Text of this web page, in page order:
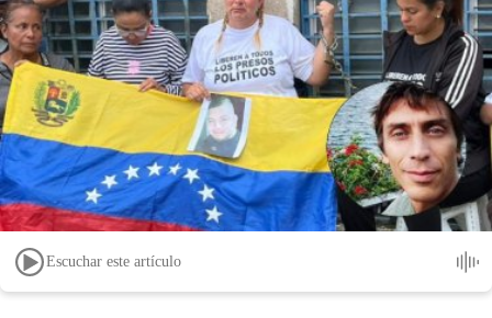
Escuchar este artículo